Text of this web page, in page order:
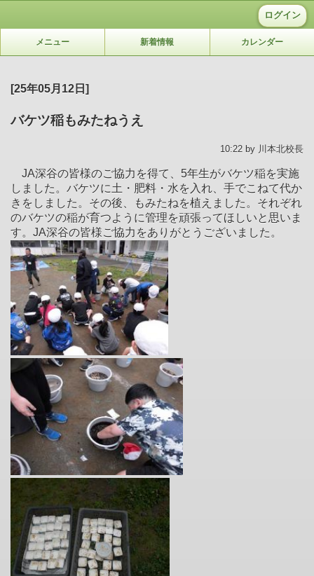
ログイン
メニュー 新着情報 カレンダー
[25年05月12日]
バケツ稲もみたねうえ
10:22 by 川本北校長
JA深谷の皆様のご協力を得て、5年生がバケツ稲を実施
しました。バケツに土・肥料・水を入れ、手でこねて代か
きをしました。その後、もみたねを植えました。それぞれ
のバケツの稲が育つように管理を頑張ってほしいと思いま
す。JA深谷の皆様ご協力をありがとうございました。